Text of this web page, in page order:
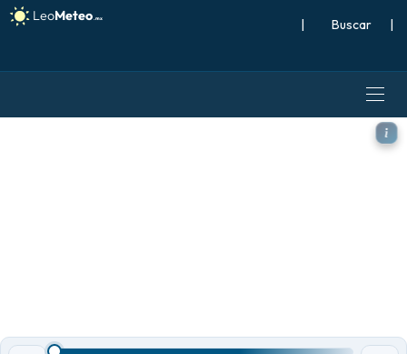
| |
GFS modelo - Islandia,